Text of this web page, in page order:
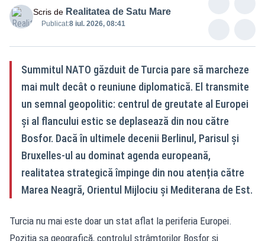
Scris de Realitatea de Satu Mare
Publicat:8 iul. 2026, 08:41
Summitul NATO găzduit de Turcia pare să marcheze
mai mult decât o reuniune diplomatică. El transmite
un semnal geopolitic: centrul de greutate al Europei
și al flancului estic se deplasează din nou către
Bosfor. Dacă în ultimele decenii Berlinul, Parisul și
Bruxelles-ul au dominat agenda europeană,
realitatea strategică împinge din nou atenția către
Marea Neagră, Orientul Mijlociu și Mediterana de Est.
Turcia nu mai este doar un stat aflat la periferia Europei.
Poziția sa geografică, controlul strâmtorilor Bosfor și